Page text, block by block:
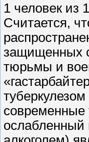
1 человек из
Считается,
защищенных
тюрьмы и
современные
ослабленный